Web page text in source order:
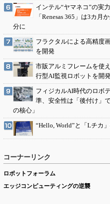
インテル“ヤマネコ”の実
「Renesas 365」は3カ月
分に
フラクタルによる高精度
を開発
市販アルミフレームを使
行型AI監視ロボットを開
フィジカルAI時代のロボ
準、安全性は「後付け」
の核心」
“Hello, World”と「Lチカ
コーナーリンク
ロボットフォーラム
エッジコンピューティングの逆襲